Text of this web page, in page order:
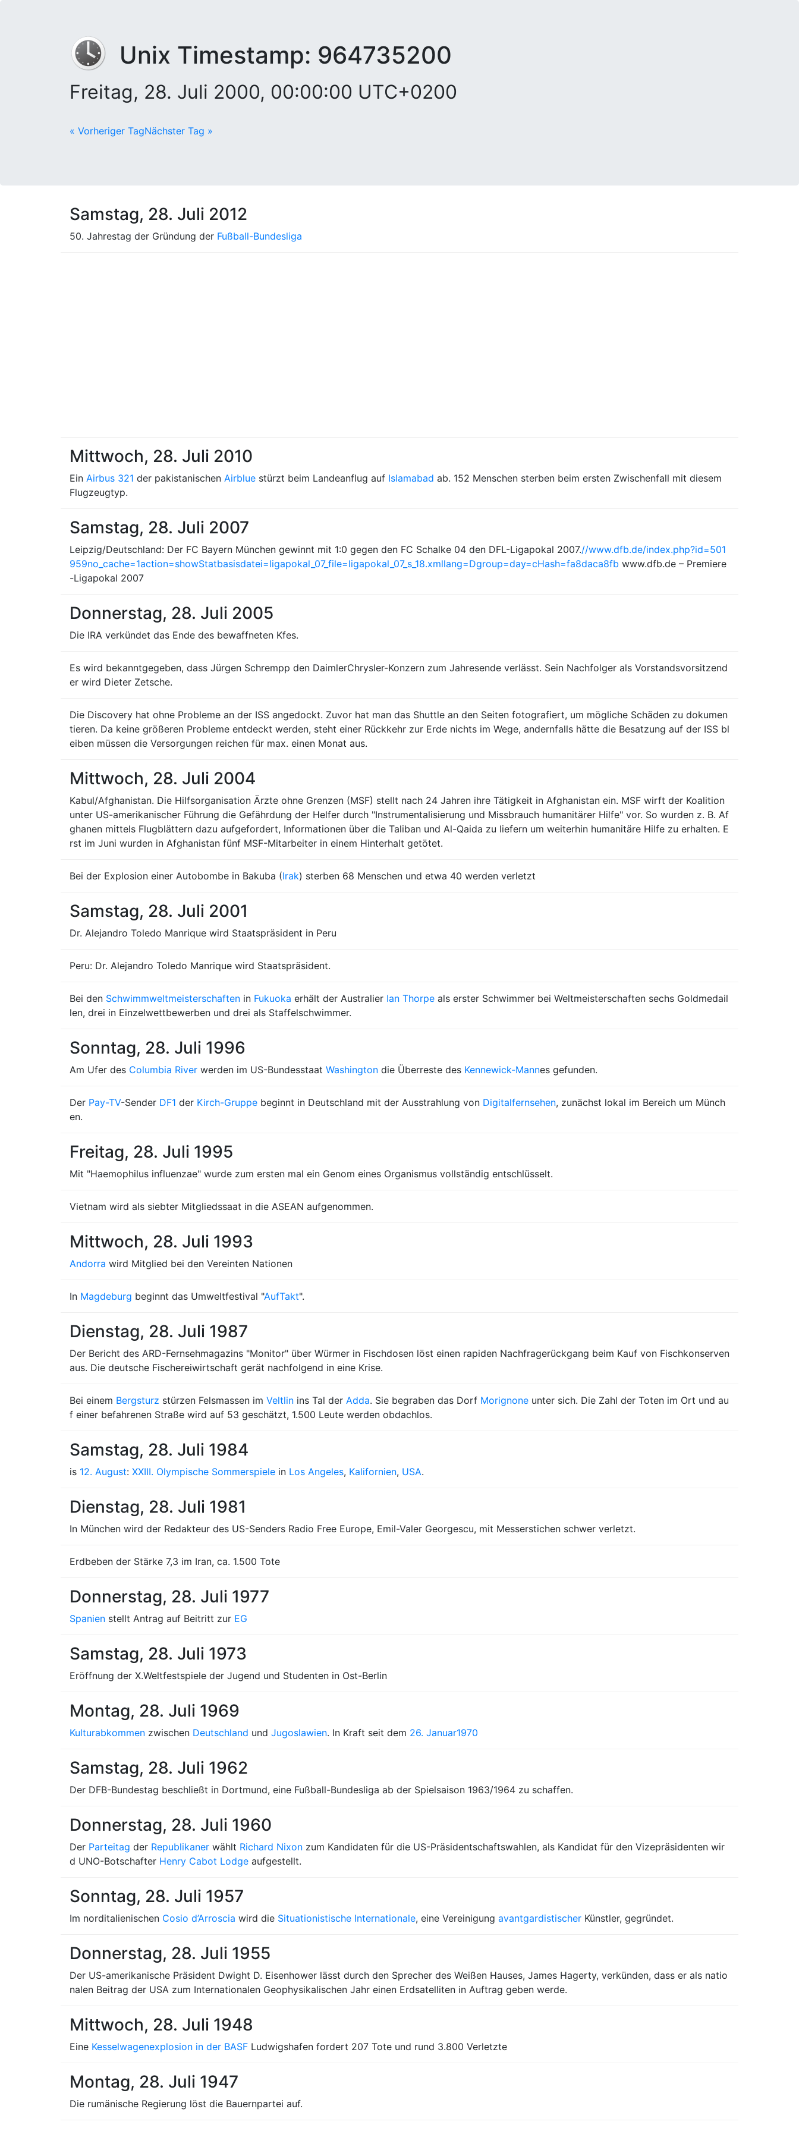
Unix Timestamp: 964735200
Freitag, 28. Juli 2000, 00:00:00 UTC+0200
« Vorheriger TagNächster Tag »
Samstag, 28. Juli 2012
50. Jahrestag der Gründung der Fußball-Bundesliga
Mittwoch, 28. Juli 2010
Ein Airbus 321 der pakistanischen Airblue stürzt beim Landeanflug auf Islamabad ab. 152 Menschen sterben beim ersten Zwischenfall mit diesem
Flugzeugtyp.
Samstag, 28. Juli 2007
Leipzig/Deutschland: Der FC Bayern München gewinnt mit 1:0 gegen den FC Schalke 04 den DFL-Ligapokal 2007.//www.dfb.de/index.php?id=501
959no_cache=1action=showStatbasisdatei=ligapokal_07_file=ligapokal_07_s_18.xmllang=Dgroup=day=cHash=fa8daca8fb www.dfb.de – Premiere
-Ligapokal 2007
Donnerstag, 28. Juli 2005
Die IRA verkündet das Ende des bewaffneten Kfes.
Es wird bekanntgegeben, dass Jürgen Schrempp den DaimlerChrysler-Konzern zum Jahresende verlässt. Sein Nachfolger als Vorstandsvorsitzend
er wird Dieter Zetsche.
Die Discovery hat ohne Probleme an der ISS angedockt. Zuvor hat man das Shuttle an den Seiten fotografiert, um mögliche Schäden zu dokumen
tieren. Da keine größeren Probleme entdeckt werden, steht einer Rückkehr zur Erde nichts im Wege, andernfalls hätte die Besatzung auf der ISS bl
eiben müssen die Versorgungen reichen für max. einen Monat aus.
Mittwoch, 28. Juli 2004
Kabul/Afghanistan. Die Hilfsorganisation Ärzte ohne Grenzen (MSF) stellt nach 24 Jahren ihre Tätigkeit in Afghanistan ein. MSF wirft der Koalition
unter US-amerikanischer Führung die Gefährdung der Helfer durch "Instrumentalisierung und Missbrauch humanitärer Hilfe" vor. So wurden z. B. Af
ghanen mittels Flugblättern dazu aufgefordert, Informationen über die Taliban und Al-Qaida zu liefern um weiterhin humanitäre Hilfe zu erhalten. E
rst im Juni wurden in Afghanistan fünf MSF-Mitarbeiter in einem Hinterhalt getötet.
Bei der Explosion einer Autobombe in Bakuba (Irak) sterben 68 Menschen und etwa 40 werden verletzt
Samstag, 28. Juli 2001
Dr. Alejandro Toledo Manrique wird Staatspräsident in Peru
Peru: Dr. Alejandro Toledo Manrique wird Staatspräsident.
Bei den Schwimmweltmeisterschaften in Fukuoka erhält der Australier Ian Thorpe als erster Schwimmer bei Weltmeisterschaften sechs Goldmedail
len, drei in Einzelwettbewerben und drei als Staffelschwimmer.
Sonntag, 28. Juli 1996
Am Ufer des Columbia River werden im US-Bundesstaat Washington die Überreste des Kennewick-Mannes gefunden.
Der Pay-TV-Sender DF1 der Kirch-Gruppe beginnt in Deutschland mit der Ausstrahlung von Digitalfernsehen, zunächst lokal im Bereich um Münch
en.
Freitag, 28. Juli 1995
Mit "Haemophilus influenzae" wurde zum ersten mal ein Genom eines Organismus vollständig entschlüsselt.
Vietnam wird als siebter Mitgliedssaat in die ASEAN aufgenommen.
Mittwoch, 28. Juli 1993
Andorra wird Mitglied bei den Vereinten Nationen
In Magdeburg beginnt das Umweltfestival "AufTakt".
Dienstag, 28. Juli 1987
Der Bericht des ARD-Fernsehmagazins "Monitor" über Würmer in Fischdosen löst einen rapiden Nachfragerückgang beim Kauf von Fischkonserven
aus. Die deutsche Fischereiwirtschaft gerät nachfolgend in eine Krise.
Bei einem Bergsturz stürzen Felsmassen im Veltlin ins Tal der Adda. Sie begraben das Dorf Morignone unter sich. Die Zahl der Toten im Ort und au
f einer befahrenen Straße wird auf 53 geschätzt, 1.500 Leute werden obdachlos.
Samstag, 28. Juli 1984
is 12. August: XXIII. Olympische Sommerspiele in Los Angeles, Kalifornien, USA.
Dienstag, 28. Juli 1981
In München wird der Redakteur des US-Senders Radio Free Europe, Emil-Valer Georgescu, mit Messerstichen schwer verletzt.
Erdbeben der Stärke 7,3 im Iran, ca. 1.500 Tote
Donnerstag, 28. Juli 1977
Spanien stellt Antrag auf Beitritt zur EG
Samstag, 28. Juli 1973
Eröffnung der X.Weltfestspiele der Jugend und Studenten in Ost-Berlin
Montag, 28. Juli 1969
Kulturabkommen zwischen Deutschland und Jugoslawien. In Kraft seit dem 26. Januar1970
Samstag, 28. Juli 1962
Der DFB-Bundestag beschließt in Dortmund, eine Fußball-Bundesliga ab der Spielsaison 1963/1964 zu schaffen.
Donnerstag, 28. Juli 1960
Der Parteitag der Republikaner wählt Richard Nixon zum Kandidaten für die US-Präsidentschaftswahlen, als Kandidat für den Vizepräsidenten wir
d UNO-Botschafter Henry Cabot Lodge aufgestellt.
Sonntag, 28. Juli 1957
Im norditalienischen Cosio d’Arroscia wird die Situationistische Internationale, eine Vereinigung avantgardistischer Künstler, gegründet.
Donnerstag, 28. Juli 1955
Der US-amerikanische Präsident Dwight D. Eisenhower lässt durch den Sprecher des Weißen Hauses, James Hagerty, verkünden, dass er als natio
nalen Beitrag der USA zum Internationalen Geophysikalischen Jahr einen Erdsatelliten in Auftrag geben werde.
Mittwoch, 28. Juli 1948
Eine Kesselwagenexplosion in der BASF Ludwigshafen fordert 207 Tote und rund 3.800 Verletzte
Montag, 28. Juli 1947
Die rumänische Regierung löst die Bauernpartei auf.